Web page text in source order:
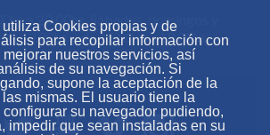
a 20.00hs. Sábados, domingos y
a 13.00hs y de 15.00hs a 19.00hs.
Cookies propias y de
para recopilar información con
mejorar nuestros servicios, así
de su navegación. Si
supone la aceptación de la
mismas. El usuario tiene la
su navegador pudiendo,
impedir que sean instaladas en su